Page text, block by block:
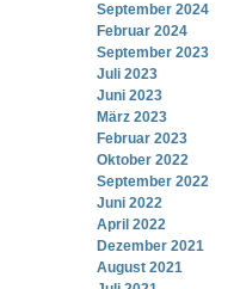
September 2024
Februar 2024
September 2023
Juli 2023
Juni 2023
März 2023
Februar 2023
Oktober 2022
September 2022
Juni 2022
April 2022
Dezember 2021
August 2021